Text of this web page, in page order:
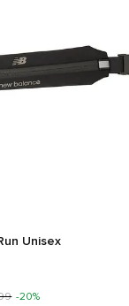
Unisex
-20%